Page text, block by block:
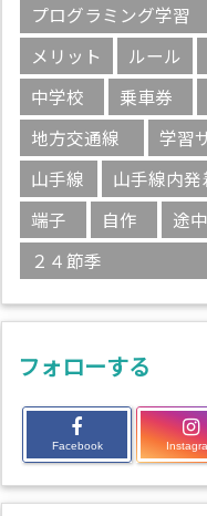
プログラミング学習
メリット
ルール
中学校
乗車券
地方交通線
学習
山手線
山手線内発
端子
自作 途
２４節季
フォローする
Facebook